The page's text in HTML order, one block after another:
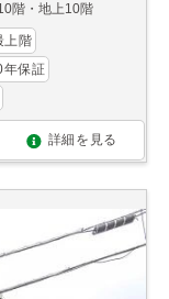
階・地上10階
上階
年保証
詳細を見る